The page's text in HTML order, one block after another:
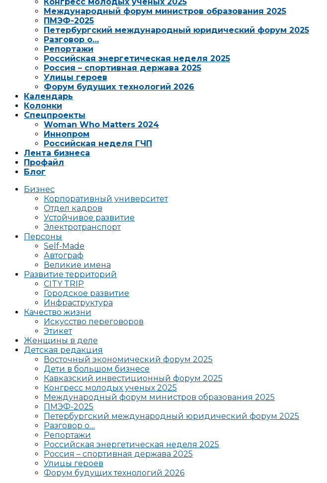
Международный форум министров образования 2025
ПМЭФ-2025
Петербургский международный юридический форум 2025
Разговор о…
Репортажи
Российская энергетическая неделя 2025
Россия – спортивная держава 2025
Улицы героев
Форум будущих технологий 2026
Календарь
Колонки
Спецпроекты
Woman Who Matters 2024
Иннопром
Российская неделя ГЧП
Лента бизнеса
Профайл
Блог
Бизнес
Корпоративный университет
Отдел кадров
Устойчивое развитие
Электротранспорт
Персоны
Self-Made
Автограф
Великие имена
Развитие территорий
CITY TRIP
Городское развитие
Инфраструктура
Качество жизни
Искусство переговоров
Этикет
Женщины в деле
Детская редакция
Восточный экономический форум 2025
Дети в большом бизнесе
Кавказский инвестиционный форум 2025
Конгресс молодых ученых 2025
Международный форум министров образования 2025
ПМЭФ-2025
Петербургский международный юридический форум 2025
Разговор о…
Репортажи
Российская энергетическая неделя 2025
Россия – спортивная держава 2025
Улицы героев
Форум будущих технологий 2026